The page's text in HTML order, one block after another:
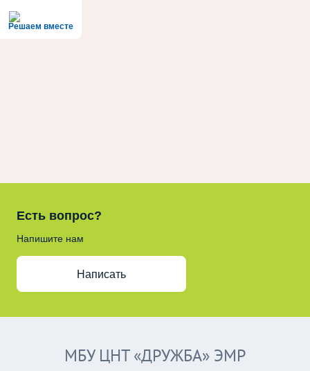
Решаем вместе
Есть вопрос?
Напишите нам
Написать
МБУ ЦНТ «ДРУЖБА» ЭМР